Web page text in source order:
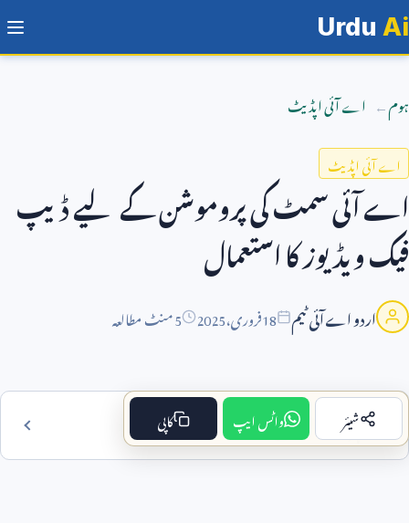
Urdu Ai
ہوم اے آئی اپڈیٹ
اے آئی اپڈیٹ
اے آئی سمٹ کی پروموشن کے لیے ڈیپ
فیک ویڈیوز کا استعمال
اردو اے آئی ٹیم 18فروری،2025 5 منٹ مطالعہ
فہرست مضمون
شیئر واٹس ایپ کاپی